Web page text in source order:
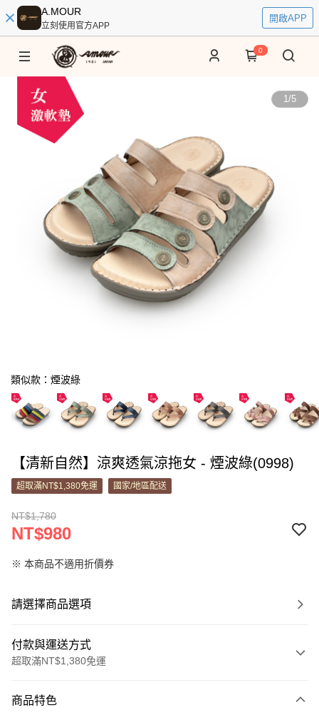
A.MOUR
立刻使用官方APP
開啟APP
0
1/5
類似款：煙波綠
【清新自然】涼爽透氣涼拖女 - 煙波綠(0998)
超取滿NT$1,380免運 國家/地區配送
NT$1,780
NT$980
※ 本商品不適用折價券
請選擇商品選項
付款與運送方式
超取滿NT$1,380免運
信用卡一次付款
商品特色